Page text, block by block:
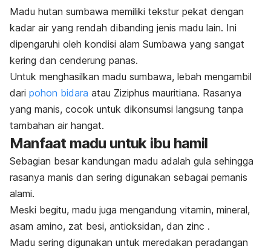
Madu hutan sumbawa memiliki tekstur pekat dengan
kadar air yang rendah dibanding jenis madu lain. Ini
dipengaruhi oleh kondisi alam Sumbawa yang sangat
kering dan cenderung panas.
Untuk menghasilkan madu sumbawa, lebah mengambil
dari pohon bidara atau Ziziphus mauritiana. Rasanya
yang manis, cocok untuk dikonsumsi langsung tanpa
tambahan air hangat.
Manfaat madu untuk ibu hamil
Sebagian besar kandungan madu adalah gula sehingga
rasanya manis dan sering digunakan sebagai pemanis
alami.
Meski begitu, madu juga mengandung vitamin, mineral,
asam amino, zat besi, antioksidan, dan zinc .
Madu sering digunakan untuk meredakan peradangan